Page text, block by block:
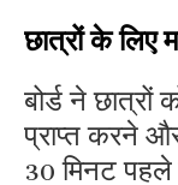
छात्रों के लिए
बोर्ड ने
प्राप्त करने
30 मिनट